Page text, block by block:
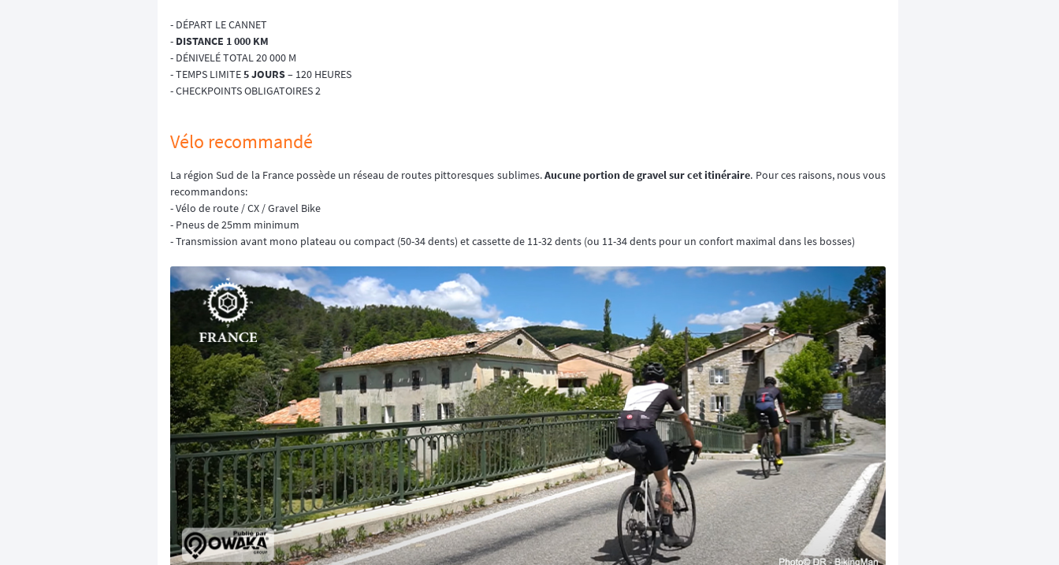
- DÉPART LE CANNET
- DISTANCE 1 000 KM
- DÉNIVELÉ TOTAL 20 000 M
- TEMPS LIMITE5 JOURS– 120 HEURES
- CHECKPOINTS OBLIGATOIRES 2
Vélo recommandé
La région Sud de la France possède un réseau de routes pittoresques sublimes.Aucune portion de gravel sur cet itinéraire. Pour ces raisons, nous vous
recommandons:
- Vélo de route / CX / Gravel Bike
- Pneus de 25mm minimum
- Transmission avant mono plateau ou compact (50-34 dents) et cassette de 11-32 dents (ou 11-34 dents pour un confort maximal dans les bosses)